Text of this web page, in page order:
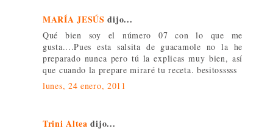
MARÍA JESÚS dijo...
Qué bien soy el número 07 con lo que me
gusta....Pues esta salsita de guacamole no la he
preparado nunca pero tú la explicas muy bien, así
que cuando la prepare miraré tu receta. besitosssss
lunes, 24 enero, 2011
Trini Altea dijo...